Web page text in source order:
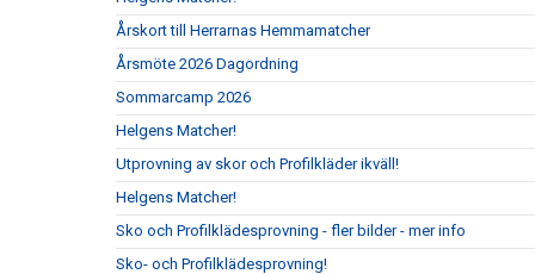
Årskort till Herrarnas Hemmamatcher
Årsmöte 2026 Dagordning
Sommarcamp 2026
Helgens Matcher!
Utprovning av skor och Profilkläder ikväll!
Helgens Matcher!
Sko och Profilklädesprovning - fler bilder - mer info
Sko- och Profilklädesprovning!